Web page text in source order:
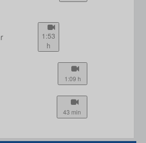
1:53
h
1:09 h
43 min